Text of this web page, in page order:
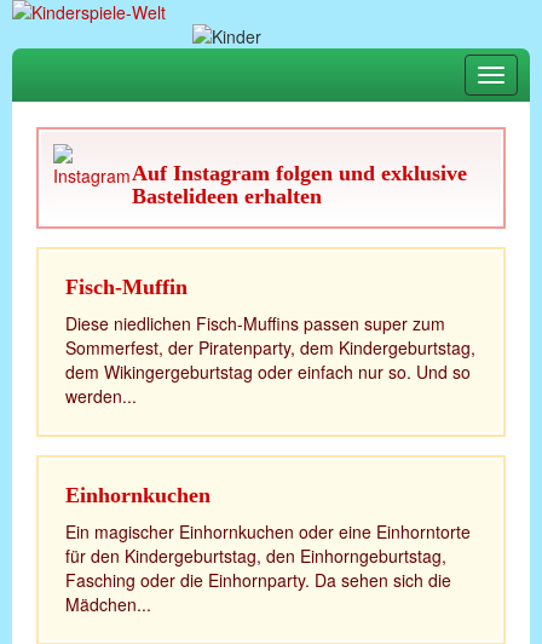
Toggle
Auf Instagram folgen und exklusive
Bastelideen erhalten
Fisch-Muffin
Diese niedlichen Fisch-Muffins passen super zum
Sommerfest, der Piratenparty, dem Kindergeburtstag,
dem Wikingergeburtstag oder einfach nur so. Und so
werden...
Einhornkuchen
Ein magischer Einhornkuchen oder eine Einhorntorte
für den Kindergeburtstag, den Einhorngeburtstag,
Fasching oder die Einhornparty. Da sehen sich die
Mädchen...